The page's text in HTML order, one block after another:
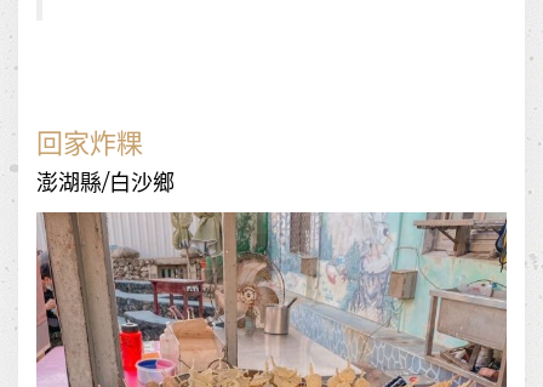
回家炸粿
澎湖縣/白沙鄉